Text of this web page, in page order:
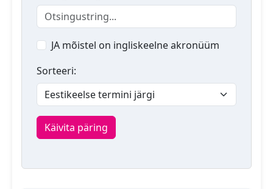
JA mõistel on ingliskeelne akronüüm
Sorteeri:
Käivita päring